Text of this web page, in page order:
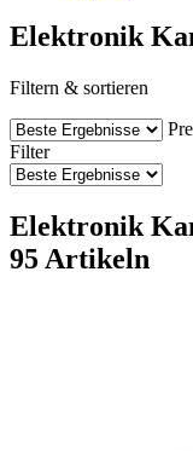
Elektronik
Filtern & sortieren
Filter
Elektronik
95 Artikeln